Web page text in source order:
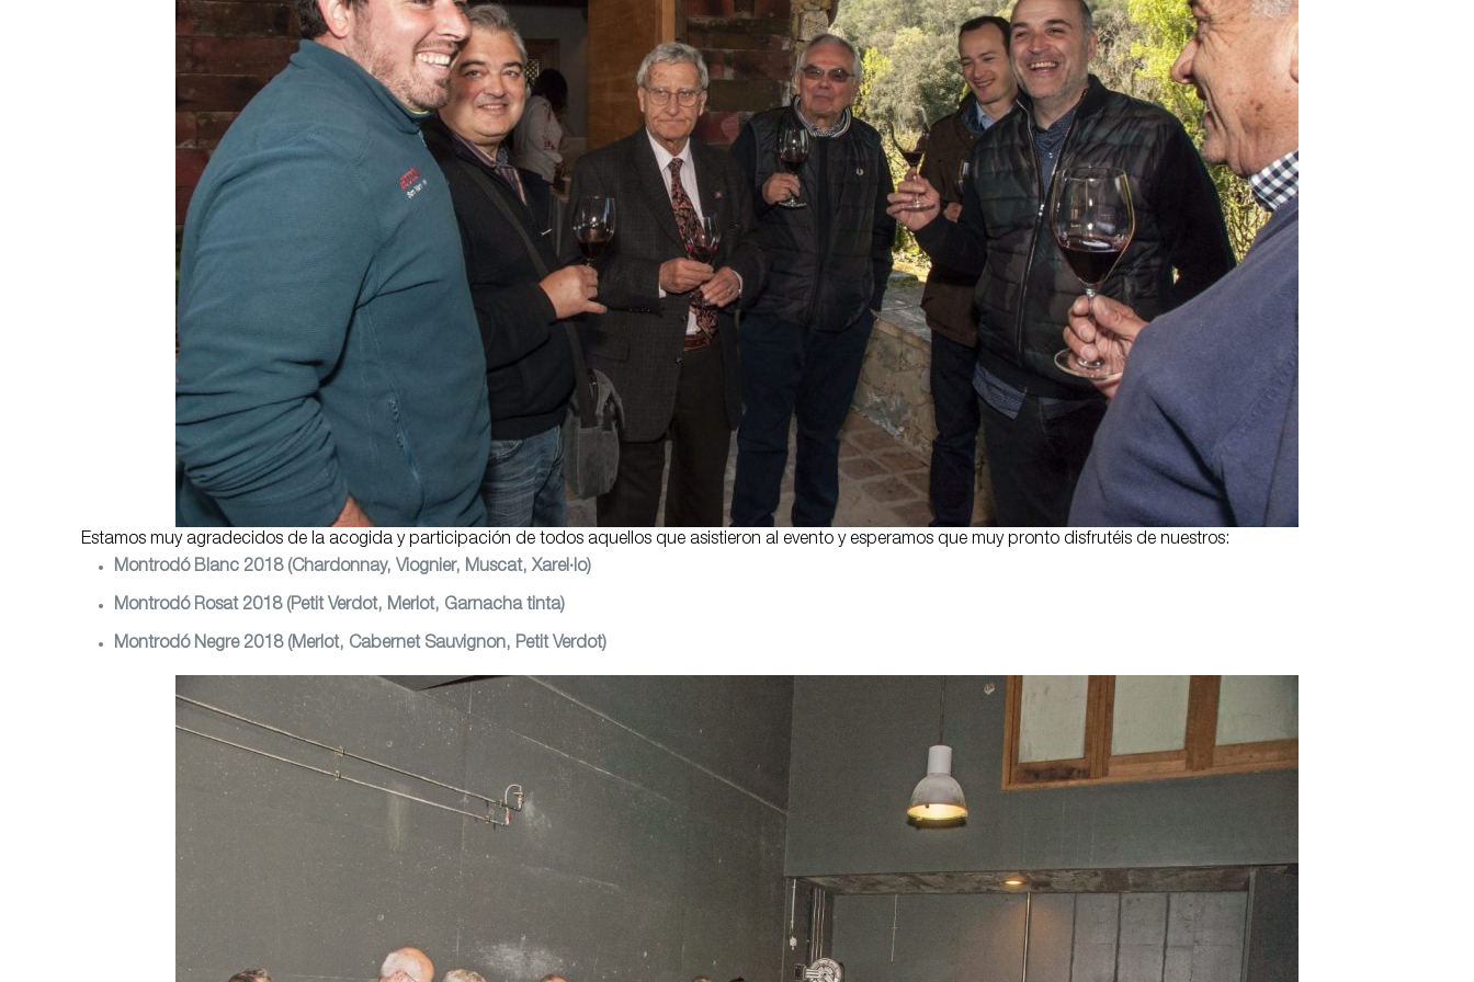
Estamos muy agradecidos de la acogida y participación de todos aquellos que asistieron al evento y esperamos que muy pronto disfrutéis de nuestros:
Montrodó Blanc 2018 (Chardonnay, Viognier, Muscat, Xarel·lo)
Montrodó Rosat 2018 (Petit Verdot, Merlot, Garnacha tinta)
Montrodó Negre 2018 (Merlot, Cabernet Sauvignon, Petit Verdot)